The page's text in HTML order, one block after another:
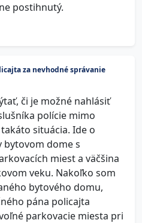
postihnutý.
za nevhodné správanie
či je možné nahlásiť
polície mimo
situácia. Ide o
bytovom dome s
miest a väčšina
veku. Nakoľko som
bytového domu,
pána policajta
parkovacie miesta pri